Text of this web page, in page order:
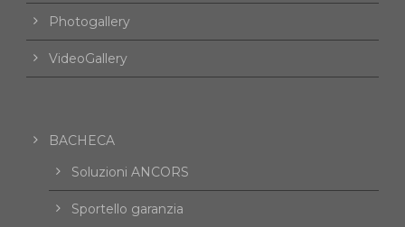
Photogallery
VideoGallery
BACHECA
Soluzioni ANCORS
Sportello garanzia